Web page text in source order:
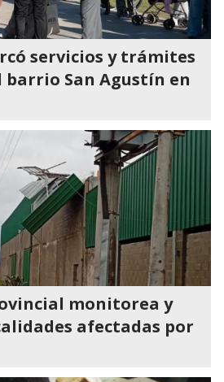
servicios y trámites
San Agustín en
monitorea y
afectadas por